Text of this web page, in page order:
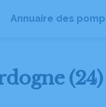
Annuaire des
(24)